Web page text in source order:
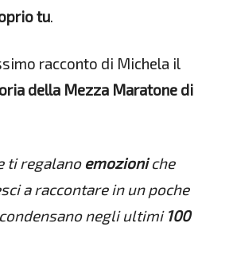
tu.
racconto di Michela il
della Mezza Maratone di
ti regalano emozioniche
a raccontare in un poche
negli ultimi 100